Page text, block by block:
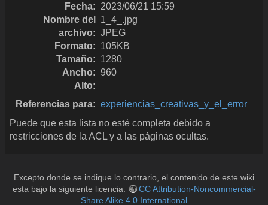
Fecha: 2023/06/21 15:59
Nombre del
archivo:
1_4_.jpg
Formato:
JPEG
Tamaño:
105KB
Ancho:
1280
Alto:
960
Referencias para: experiencias_creativas_y_el_error
Puede que esta lista no esté completa debido a
restricciones de la ACL y a las páginas ocultas.
Excepto donde se indique lo contrario, el contenido de este wiki
esta bajo la siguiente licencia:
CC Attribution-Noncommercial-
Share Alike 4.0 International